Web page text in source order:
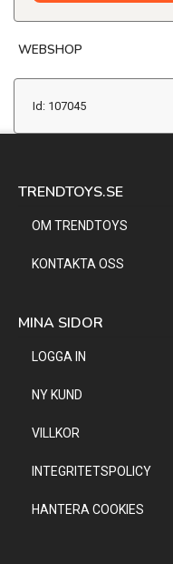
WEBSHOP
Id: 107045
TRENDTOYS.SE
OM TRENDTOYS
KONTAKTA OSS
MINA SIDOR
LOGGA IN
NY KUND
VILLKOR
INTEGRITETSPOLICY
HANTERA COOKIES